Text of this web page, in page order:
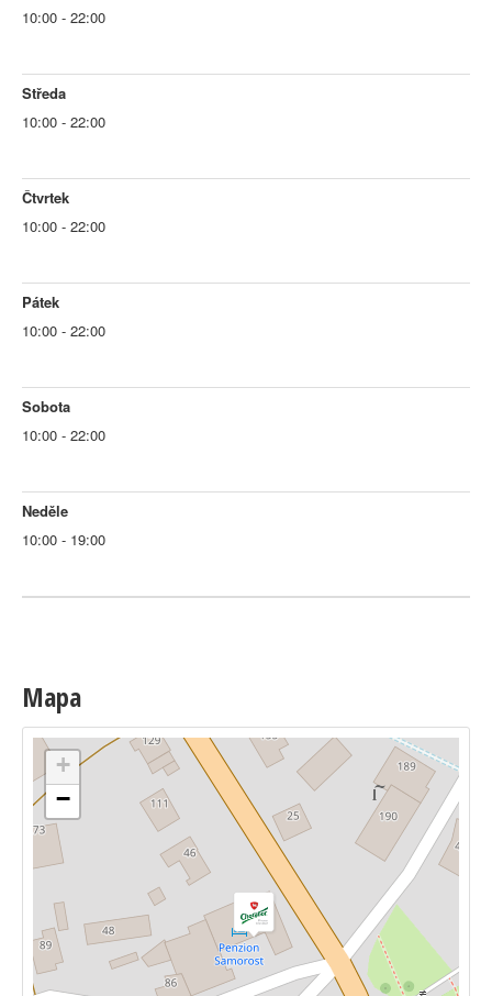
10:00 - 22:00
Středa
10:00 - 22:00
Čtvrtek
10:00 - 22:00
Pátek
10:00 - 22:00
Sobota
10:00 - 22:00
Neděle
10:00 - 19:00
Mapa
+
−